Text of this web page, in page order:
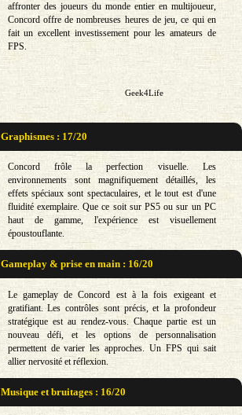
affronter des joueurs du monde entier en multijoueur,
Concord offre de nombreuses heures de jeu, ce qui en
fait un excellent investissement pour les amateurs de
FPS.
Geek4Life
Graphismes : 17/20
Concord frôle la perfection visuelle. Les
environnements sont magnifiquement détaillés, les
effets spéciaux sont spectaculaires, et le tout est d'une
fluidité exemplaire. Que ce soit sur PS5 ou sur un PC
haut de gamme, l'expérience est visuellement
époustouflante.
Gameplay & prise en main : 16/20
Le gameplay de Concord est à la fois exigeant et
gratifiant. Les contrôles sont précis, et la profondeur
stratégique est au rendez-vous. Chaque partie est un
nouveau défi, et les options de personnalisation
permettent de varier les approches. Un FPS qui sait
allier nervosité et réflexion.
Musique et bruitages : 16/20